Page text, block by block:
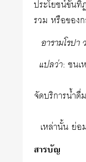
ประโยชน์ขั้น
รวม หรือของ
อารามโรปา
แปลว่า: ชนเ
จัดบริการน้ำ
เหล่านั้น ย่
สารบัญ